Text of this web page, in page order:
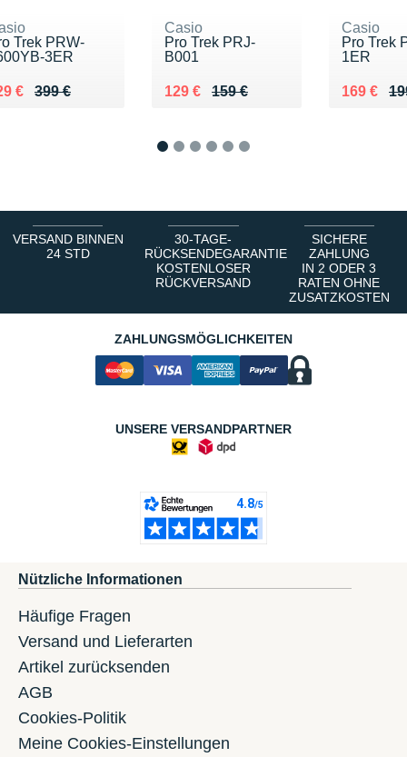
Trek PRW-
3ER
399 €
lieu de 399 €
€ 329 €
Casio
Pro Trek PRJ-
B001
159 €
Au lieu de 159 €
129 €
Vendu 129 €
Casio
Pro Trek
1ER
Au lieu
169 €
Vendu
VERSAND BINNEN
24 STD
30-TAGE-
RÜCKSENDEGARANTIE
KOSTENLOSER
RÜCKVERSAND
SICHERE
ZAHLUNG
IN 2 ODER 3
RATEN OHNE
ZUSATZKOSTEN
ZAHLUNGSMÖGLICHKEITEN
UNSERE VERSANDPARTNER
Nützliche Informationen
Häufige Fragen
Versand und Lieferarten
Artikel zurücksenden
AGB
Cookies-Politik
Meine Cookies-Einstellungen